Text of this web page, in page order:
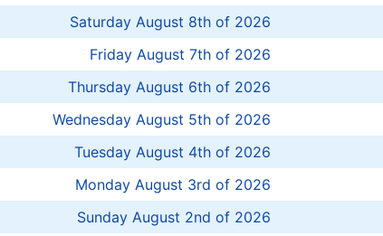
Saturday August 8th of 2026
Friday August 7th of 2026
Thursday August 6th of 2026
Wednesday August 5th of 2026
Tuesday August 4th of 2026
Monday August 3rd of 2026
Sunday August 2nd of 2026